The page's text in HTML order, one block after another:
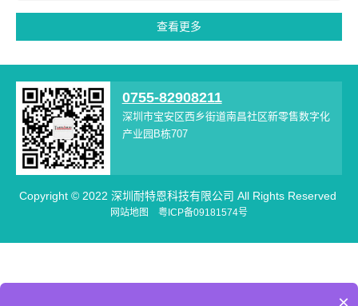
查看更多
0755-82908211
深圳市宝安区西乡街道南昌社区新零售数字化
产业园B栋707
Copyright © 2022 深圳耐特恩科技有限公司 All Rights Reserved
网站地图 粤ICP备09181574号